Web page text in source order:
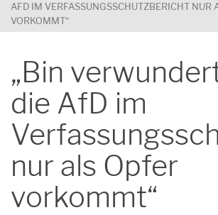
AFD IM VERFASSUNGSSCHUTZBERICHT NUR
VORKOMMT“
„Bin
die AfD im
nur als Opfer
vorkommt“